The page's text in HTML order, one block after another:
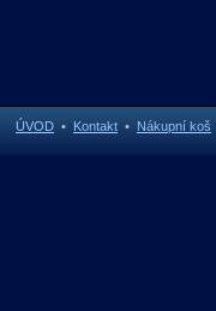
ÚVOD • Kontakt • Nákupní koš